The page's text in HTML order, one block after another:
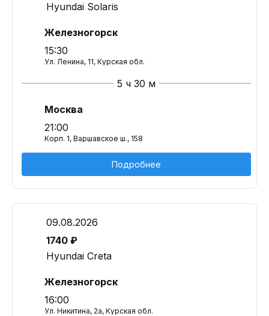
Hyundai Solaris
Железногорск
15:30
Ул. Ленина, 11, Курская обл.
5 ч 30 м
Москва
21:00
Корп. 1, Варшавское ш., 158
Подробнее
09.08.2026
1740 ₽
Hyundai Creta
Железногорск
16:00
Ул. Никитина, 2а, Курская обл.